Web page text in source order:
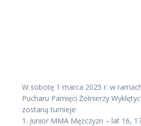
W sobotę 1 marca 2025 r. w
Pucharu Pamięci Żołnierzy
zostaną turnieje:
1. Junior MMA Mężczyzn – lat 16,